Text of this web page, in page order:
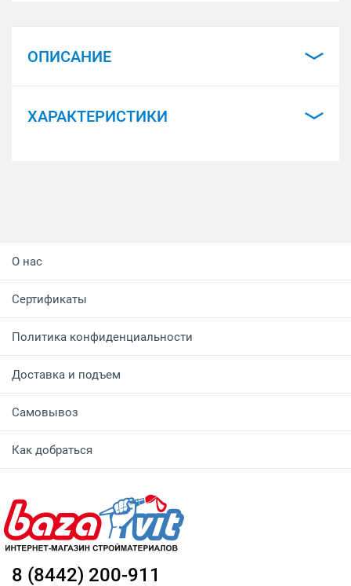
ОПИСАНИЕ
ХАРАКТЕРИСТИКИ
О нас
Сертификаты
Политика конфиденциальности
Доставка и подъем
Самовывоз
Как добраться
8 (8442) 200-911